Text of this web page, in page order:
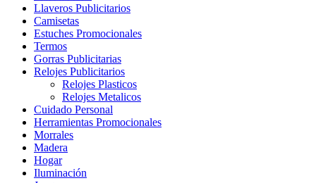
Llaveros Publicitarios
Camisetas
Estuches Promocionales
Termos
Gorras Publicitarias
Relojes Publicitarios
Relojes Plasticos
Relojes Metalicos
Cuidado Personal
Herramientas Promocionales
Morrales
Madera
Hogar
Iluminación